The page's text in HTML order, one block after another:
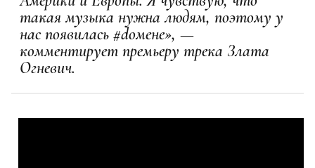
такая музыка нужна людям, поэтому у
нас появилась #doмене», —
комментирует премьеру трека Злата
Огневич.